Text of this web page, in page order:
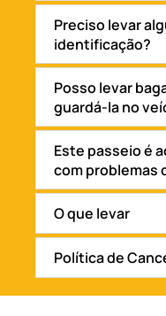
Preciso levar
identificação?
Posso levar
guardá-la no
Este passeio é
com problemas
O que levar
Política de